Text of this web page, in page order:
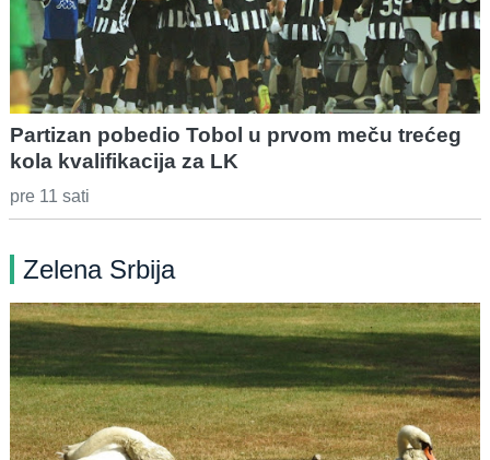
Partizan pobedio Tobol u prvom meču trećeg
kola kvalifikacija za LK
pre 11 sati
Zelena Srbija